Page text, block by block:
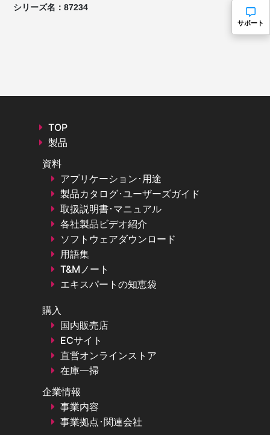
シリーズ名： 87234
TOP
製品
資料
アプリケーション･用途
製品カタログ･ユーザーズガイド
取扱説明書･マニュアル
各社製品ビデオ紹介
ソフトウェアダウンロード
用語集
T&Mノート
エキスパートの知恵袋
購入
国内販売店
ECサイト
直営オンラインストア
在庫一掃
企業情報
事業内容
事業拠点･関連会社
サポート